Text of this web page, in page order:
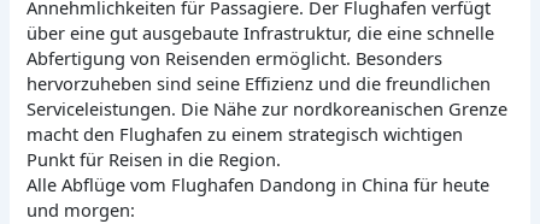
Annehmlichkeiten für Passagiere. Der Flughafen verfügt
über eine gut ausgebaute Infrastruktur, die eine schnelle
Abfertigung von Reisenden ermöglicht. Besonders
hervorzuheben sind seine Effizienz und die freundlichen
Serviceleistungen. Die Nähe zur nordkoreanischen Grenze
macht den Flughafen zu einem strategisch wichtigen
Punkt für Reisen in die Region.
Alle Abflüge vom Flughafen Dandong in China für heute
und morgen: